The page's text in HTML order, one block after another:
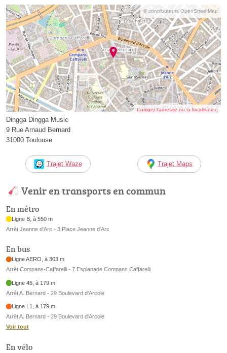
© contributeurs OpenStreetMap
Corriger l’adresse ou la localisation
Dingga Dingga Music
9 Rue Arnaud Bernard
31000 Toulouse
Trajet Waze Trajet Maps
Venir en transports en commun
En métro
Ligne B, à 550 m
Arrêt Jeanne d'Arc - 3 Place Jeanne d'Arc
En bus
Ligne AERO, à 303 m
Arrêt Compans-Caffarelli - 7 Esplanade Compans Caffarelli
Ligne 45, à 179 m
Arrêt A. Bernard - 29 Boulevard d'Arcole
Ligne L1, à 179 m
Arrêt A. Bernard - 29 Boulevard d'Arcole
Voir tout
En vélo